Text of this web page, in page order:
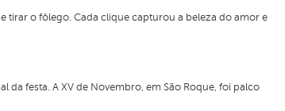
tirar o fôlego. Cada clique capturou a beleza do amor e
festa. A XV de Novembro, em São Roque, foi palco